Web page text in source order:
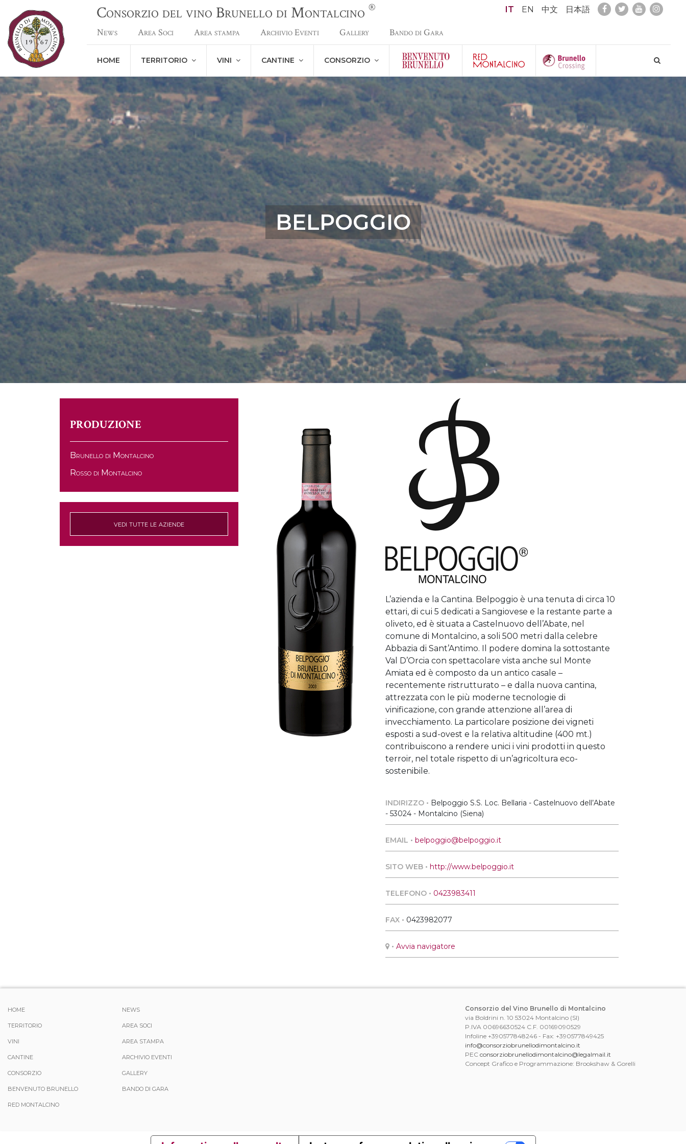
Consorzio del vino Brunello di Montalcino ® IT EN 中文 日本語
News Area Soci Area stampa Archivio Eventi Gallery Bando di Gara
HOME TERRITORIO VINI CANTINE CONSORZIO
BELPOGGIO
PRODUZIONE
Brunello di Montalcino
Rosso di Montalcino
vedi tutte le aziende
L’azienda e la Cantina. Belpoggio è una tenuta di circa 10
ettari, di cui 5 dedicati a Sangiovese e la restante parte a
oliveto, ed è situata a Castelnuovo dell’Abate, nel
comune di Montalcino, a soli 500 metri dalla celebre
Abbazia di Sant’Antimo. Il podere domina la sottostante
Val D’Orcia con spettacolare vista anche sul Monte
Amiata ed è composto da un antico casale –
recentemente ristrutturato – e dalla nuova cantina,
attrezzata con le più moderne tecnologie di
vinificazione, con grande attenzione all’area di
invecchiamento. La particolare posizione dei vigneti
esposti a sud-ovest e la relativa altitudine (400 mt.)
contribuiscono a rendere unici i vini prodotti in questo
terroir, nel totale rispetto di un’agricoltura eco-
sostenibile.
INDIRIZZO • Belpoggio S.S. Loc. Bellaria - Castelnuovo dell’Abate
- 53024 - Montalcino (Siena)
EMAIL •belpoggio@belpoggio.it
SITO WEB •http://www.belpoggio.it
TELEFONO • 0423983411
FAX • 0423982077
• Avvia navigatore
HOME
TERRITORIO
VINI
CANTINE
CONSORZIO
BENVENUTO BRUNELLO
RED MONTALCINO
NEWS
AREA SOCI
AREA STAMPA
ARCHIVIO EVENTI
GALLERY
BANDO DI GARA
Consorzio del Vino Brunello di Montalcino
via Boldrini n. 10 53024 Montalcino (SI)
P.IVA 00696630524 C.F. 00169090529
Infoline +390577848246 - Fax: +390577849425
info@consorziobrunellodimontalcino.it
PEC consorziobrunellodimontalcino@legalmail.it
Concept Grafico e Programmazione: Brookshaw & Gorelli